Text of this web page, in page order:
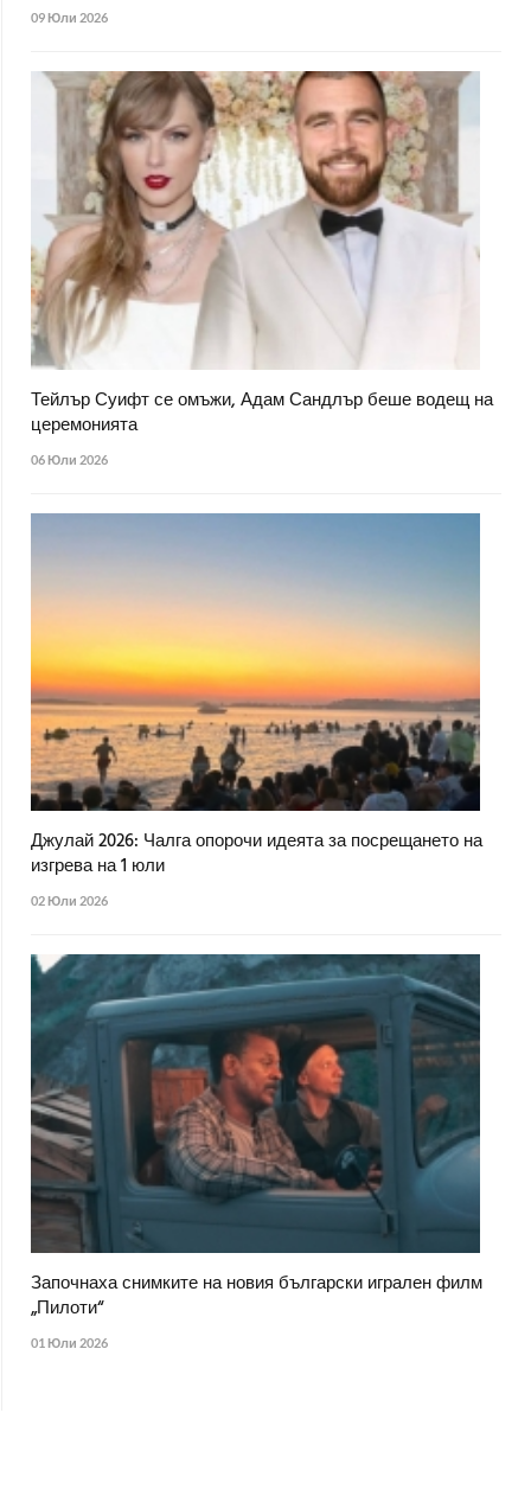
09 Юли 2026
Тейлър Суифт се омъжи, Адам Сандлър беше водещ на
церемонията
06 Юли 2026
Джулай 2026: Чалга опорочи идеята за посрещането на
изгрева на 1 юли
02 Юли 2026
Започнаха снимките на новия български игрален филм
„Пилоти“
01 Юли 2026